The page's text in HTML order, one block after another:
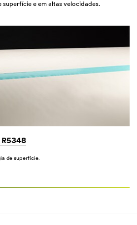
superfície e em altas velocidades.
de superfície.